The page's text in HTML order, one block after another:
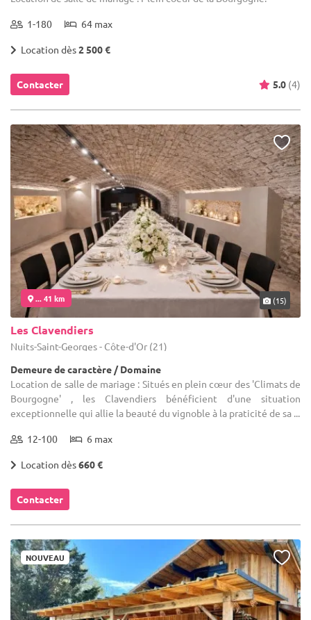
1-180 64 max
Location dès2 500 €
Contacter 5.0 (4)
... 41 km (15)
Les Clavendiers
Nuits-Saint-Georges - Côte-d'Or (21)
Demeure de caractère / Domaine
Location de salle de mariage : Situés en plein cœur des 'Climats de
Bourgogne' , les Clavendiers bénéficient d'une situation
exceptionnelle qui allie la beauté du vignoble à la praticité de sa ...
12-100 6 max
Location dès660 €
Contacter
NOUVEAU